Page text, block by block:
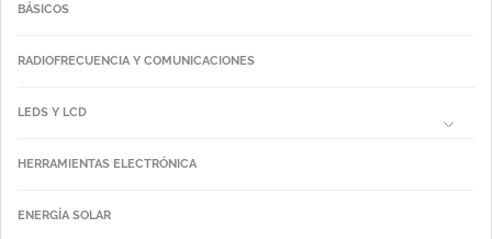
BÁSICOS
RADIOFRECUENCIA Y COMUNICACIONES
LEDS Y LCD
HERRAMIENTAS ELECTRÓNICA
ENERGÍA SOLAR